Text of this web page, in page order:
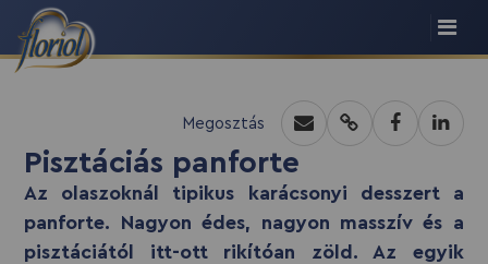
recept script
Megosztás
Pisztáciás panforte
Az olaszoknál tipikus karácsonyi desszert a
panforte. Nagyon édes, nagyon masszív és a
pisztáciától itt-ott rikítóan zöld. Az egyik